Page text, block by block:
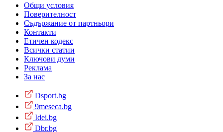
Общи условия
Поверителност
Съдържание от партньори
Контакти
Етичен кодекс
Всички статии
Ключови думи
Реклама
За нас
Dsport.bg
9meseca.bg
Idei.bg
Dbr.bg